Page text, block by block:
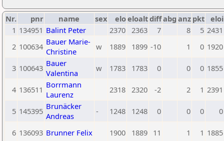
Nr. pnr name sex eloeloaltdiffabg anz pkt eloi
1 134951 Balint Peter 2370 2363 7 8 5 2431
2 100634 Bauer Marie-
Christine
w 1889 1899 -10 1 0 1920
3 100643 Bauer
Valentina
w 1783 1783 0 0 0 1855
4 136511 Borrmann
Laurenz
2318 2320 -2 2 1 2391
5 145395 Brunäcker
Andreas
- 1248 1248 0 0 0 0
6 136093 Brunner Felix 1900 1889 11 1 1 1885